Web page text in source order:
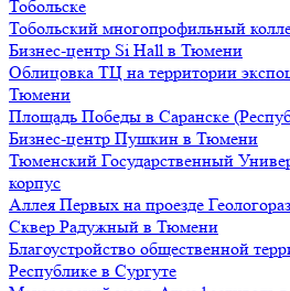
Тобольске
Тобольский многопрофильный
Бизнес-центр Si Hall в Тюмени
Облицовка ТЦ на территории
Тюмени
Площадь Победы в Саранске
Бизнес-центр Пушкин в Тюмени
Тюменский Государственный
корпус
Аллея Первых на проезде
Сквер Радужный в Тюмени
Благоустройство общественной
Республике в Сургуте